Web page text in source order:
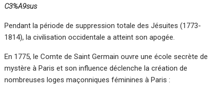
C3%A9sus
Pendant la période de suppression totale des Jésuites (1773-
1814), la civilisation occidentale a atteint son apogée.
En 1775, le Comte de Saint Germain ouvre une école secrète de
mystère à Paris et son influence déclenche la création de
nombreuses loges maçonniques féminines à Paris :